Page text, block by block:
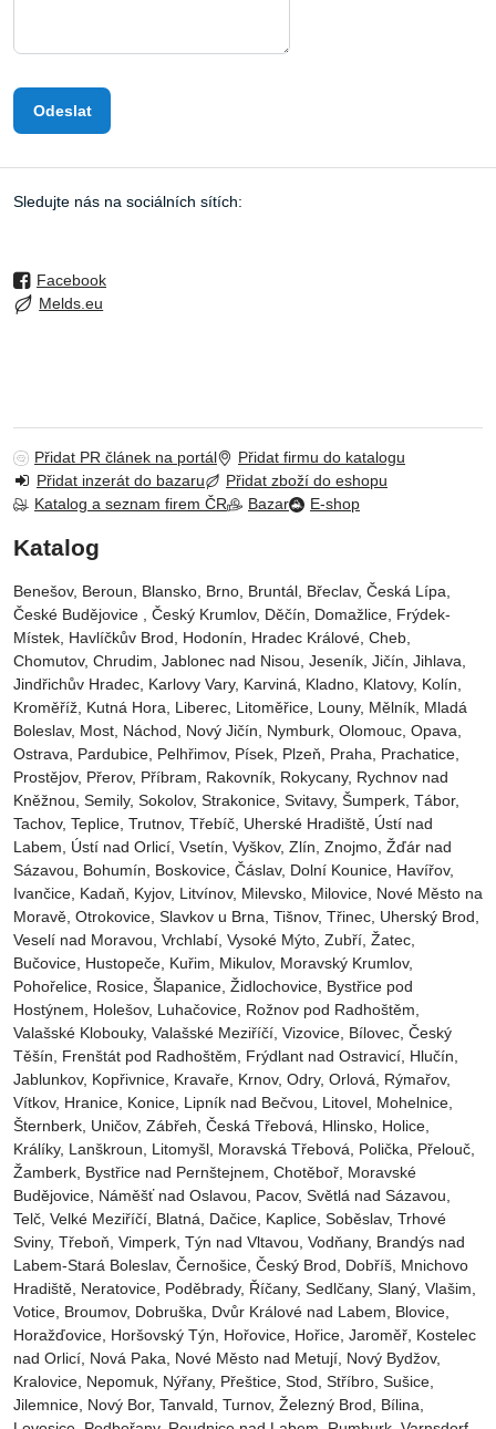
Odeslat
Sledujte nás na sociálních sítích:
Facebook
Melds.eu
Přidat PR článek na portál
Přidat firmu do katalogu
Přidat inzerát do bazaru
Přidat zboží do eshopu
Katalog a seznam firem ČR
Bazar E-shop
Katalog
Benešov, Beroun, Blansko, Brno, Bruntál, Břeclav, Česká Lípa‎,
České Budějovice‎ , Český Krumlov‎, Děčín‎, Domažlice‎, Frýdek-
Místek‎, Havlíčkův Brod‎, Hodonín, Hradec Králové‎, Cheb‎,
Chomutov‎, Chrudim‎, Jablonec nad Nisou‎, Jeseník‎, Jičín‎, Jihlava,
Jindřichův Hradec‎, Karlovy Vary‎, Karviná‎, Kladno‎, Klatovy‎, Kolín‎,
Kroměříž‎, Kutná Hora‎, Liberec‎, Litoměřice‎, Louny‎, Mělník‎, Mladá
Boleslav‎, Most‎, Náchod‎, Nový Jičín‎, Nymburk‎, Olomouc‎, Opava,
Ostrava‎, Pardubice‎, Pelhřimov‎, Písek‎‎, Plzeň‎‎‎, Praha‎, Prachatice‎,
Prostějov‎, Přerov‎, Příbram‎, Rakovník‎, Rokycany, Rychnov nad
Kněžnou, Semily‎, Sokolov‎, Strakonice, Svitavy, Šumperk, Tábor,
Tachov, Teplice, Trutnov‎, Třebíč, Uherské Hradiště, Ústí nad
Labem‎, Ústí nad Orlicí‎, Vsetín, Vyškov, Zlín, Znojmo, Žďár nad
Sázavou, Bohumín, Boskovice‎, Čáslav‎, Dolní Kounice‎, Havířov‎,
Ivančice‎, Kadaň, Kyjov, Litvínov‎, Milevsko‎, Milovice‎, Nové Město na
Moravě‎, Otrokovice‎‎, Slavkov u Brna‎, Tišnov‎, Třinec‎, Uherský Brod‎,
Veselí nad Moravou‎, Vrchlabí‎, Vysoké Mýto‎, Zubří‎, Žatec‎,
Bučovice, Hustopeče, Kuřim, Mikulov, Moravský Krumlov,
Pohořelice, Rosice, Šlapanice, Židlochovice, Bystřice pod
Hostýnem, Holešov, Luhačovice, Rožnov pod Radhoštěm,
Valašské Klobouky, Valašské Meziříčí, Vizovice, Bílovec, Český
Těšín, Frenštát pod Radhoštěm, Frýdlant nad Ostravicí, Hlučín,
Jablunkov, Kopřivnice, Kravaře, Krnov, Odry, Orlová, Rýmařov,
Vítkov, Hranice, Konice, Lipník nad Bečvou, Litovel, Mohelnice,
Šternberk, Uničov, Zábřeh, Česká Třebová, Hlinsko, Holice,
Králíky, Lanškroun, Litomyšl, Moravská Třebová, Polička, Přelouč,
Žamberk, Bystřice nad Pernštejnem, Chotěboř, Moravské
Budějovice, Náměšť nad Oslavou, Pacov, Světlá nad Sázavou,
Telč, Velké Meziříčí, Blatná, Dačice, Kaplice, Soběslav, Trhové
Sviny, Třeboň, Vimperk, Týn nad Vltavou, Vodňany, Brandýs nad
Labem-Stará Boleslav, Černošice, Český Brod, Dobříš, Mnichovo
Hradiště, Neratovice, Poděbrady, Říčany, Sedlčany, Slaný, Vlašim,
Votice, Broumov, Dobruška, Dvůr Králové nad Labem, Blovice,
Horažďovice, Horšovský Týn, Hořovice, Hořice, Jaroměř, Kostelec
nad Orlicí, Nová Paka, Nové Město nad Metují, Nový Bydžov,
Kralovice, Nepomuk, Nýřany, Přeštice, Stod, Stříbro, Sušice,
Jilemnice, Nový Bor, Tanvald, Turnov, Železný Brod, Bílina,